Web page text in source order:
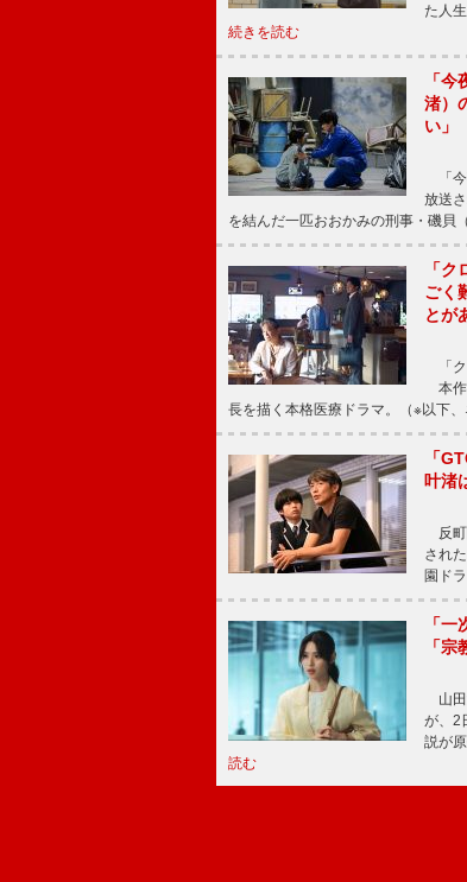
た人
続きを読む
「
渚）
い」
「今
放送
を結んだ一匹おおかみの刑事・磯貝
「
ごく
とが
「ク
本作
長を描く本格医療ドラマ。（※以下
「
叶渚
反町
され
園ド
「
「
山田
が、2
説が
読む